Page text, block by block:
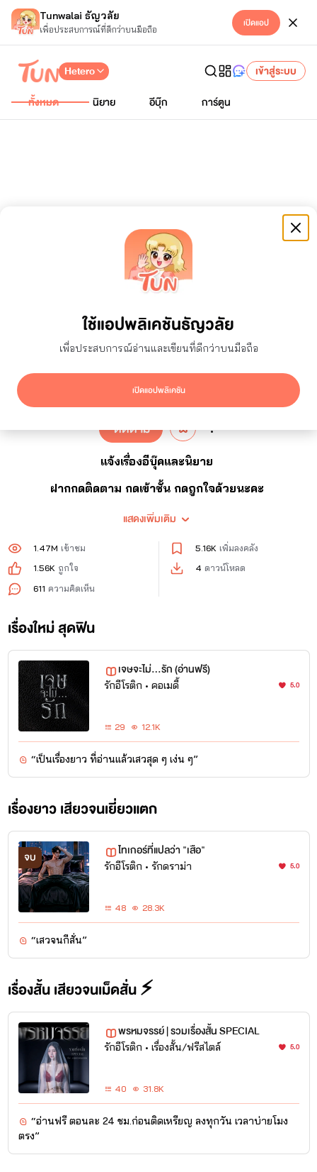
Tunwalai ธัญวลัย
เพื่อประสบการณ์ที่ดีกว่าบนมือถือ เปิดแอป
ใช้แอปพลิเคชันธัญวลัย
เพื่อประสบการณ์อ่านและเขียนที่ดีกว่าบนมือถือ
เปิดแอปพลิเคชัน
Hetero
เข้าสู่ระบบ
ทั้งหมด
นิยาย อีบุ๊ก การ์ตูน
หญิงสาวพรหมจรรย์
467 ผู้ติดตาม 1 กำลังติดตาม
ติดตาม
แจ้งเรื่องอีบุ๊คและนิยาย
ฝากกดติดตาม กดเข้าชั้น กดถูกใจด้วยนะคะ
สำหรับใครที่ไม่ชอบก็ไม่ต้องเข้ามาอ่าน อย่าสาระแนไปกด
กดติดตามไรท์ได้ที่ x และ ig นะคะ
แสดงเพิ่มเติม
1.47M เข้าชม
1.56K ถูกใจ
611 ความคิดเห็น
5.16K เพิ่มลงคลัง
4 ดาวน์โหลด
เรื่องใหม่ สุดฟิน
เจษจะไม่...รัก (อ่านฟรี)
รักอีโรติก • คอเมดี้ 5.0
29 12.1K
“เป็นเรื่องยาว ที่อ่านแล้วเสวสุด ๆ เง่น ๆ”
เรื่องยาว เสียวจนเยี่ยวแตก
จบ ไทเกอร์ที่แปลว่า "เสือ"
รักอีโรติก • รักดราม่า 5.0
48 28.3K
“เสวจนกีสั่น”
เรื่องสั้น เสียวจนเม็ดสั่น ⚡️
พรหมจรรย์ | รวมเรื่องสั้น SPECIAL
รักอีโรติก • เรื่องสั้น/ฟรีสไตล์ 5.0
40 31.8K
“อ่านฟรี ตอนละ 24 ชม.ก่อนติดเหรียญ ลงทุกวัน เวลาบ่ายโมง
ตรง”